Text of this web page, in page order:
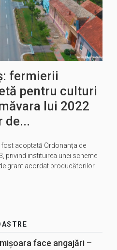
fermierii
pentru culturi
lui 2022
de...
adoptată Ordonanța de
privind instituirea unei scheme
grant acordat producătorilor
face angajări –